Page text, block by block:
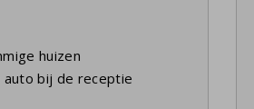
huizen
auto bij de receptie